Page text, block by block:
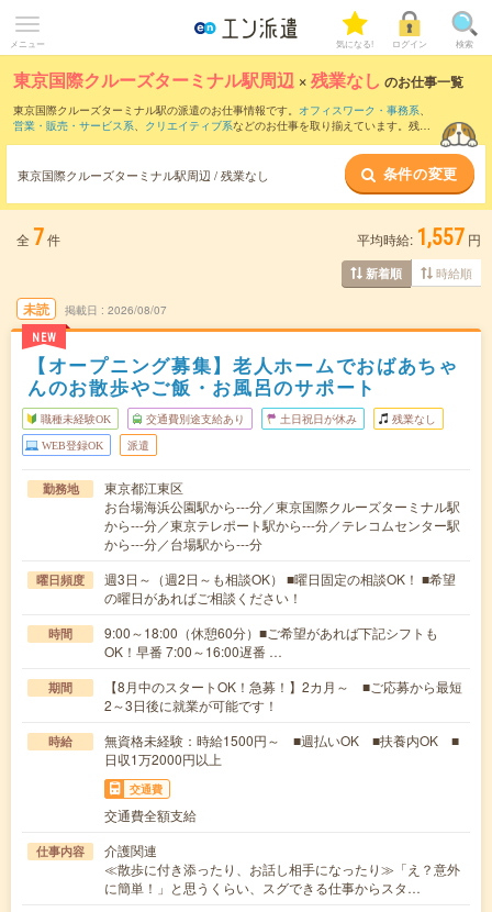
メニュー 気になる! ログイン 検索
東京国際クルーズターミナル駅周辺 ×残業なし のお仕事一覧
東京国際クルーズターミナル駅の派遣のお仕事情報です。 オフィスワーク・事務系、
営業・販売・サービス系、 クリエイティブ系などのお仕事を取り揃えています。残業
東京国際クルーズターミナル駅周辺 / 残業なし 条件の変更
全 7件 平均時給: 1,557 円
新着順 時給順
未読
NEW
掲載日 2026/08/07
【オープニング募集】老人ホームでおばあちゃ
んのお散歩やご飯・お風呂のサポート
職種未経験OK 交通費別途支給あり 土日祝日が休み 残業なし
WEB登録OK 派遣
勤務地
東京都江東区
お台場海浜公園駅から---分／東京国際クルーズターミナル駅
から---分／東京テレポート駅から---分／テレコムセンター駅
から---分／台場駅から---分
曜日頻度
週3日～（週2日～も相談OK） ■曜日固定の相談OK！ ■希望
の曜日があればご相談ください！
時間
9:00～18:00（休憩60分）■ご希望があれば下記シフトも
OK！早番 7:00～16:00遅番 …
期間
【8月中のスタートOK！急募！】2カ月～ ■ご応募から最短
2～3日後に就業が可能です！
時給
無資格未経験：時給1500円～ ■週払いOK ■扶養内OK ■
日収1万2000円以上
交通費
交通費全額支給
仕事内容
介護関連
≪散歩に付き添ったり、お話し相手になったり≫「え？意外
に簡単！」と思うくらい、スグできる仕事からスタ…